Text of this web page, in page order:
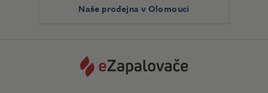
Naše prodejna v Olomouci